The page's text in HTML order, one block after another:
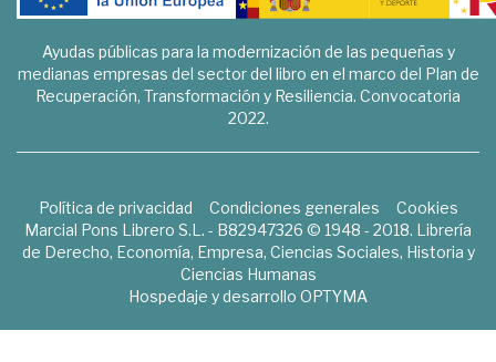
Ayudas públicas para la modernización de las pequeñas y
medianas empresas del sector del libro en el marco del Plan de
Recuperación, Transformación y Resiliencia. Convocatoria
2022.
Política de privacidad Condiciones generales
Cookies
Marcial Pons Librero S.L. - B82947326 © 1948 - 2018. Librería
de Derecho, Economía, Empresa, Ciencias Sociales, Historia y
Ciencias Humanas
Hospedaje y desarrollo OPTYMA